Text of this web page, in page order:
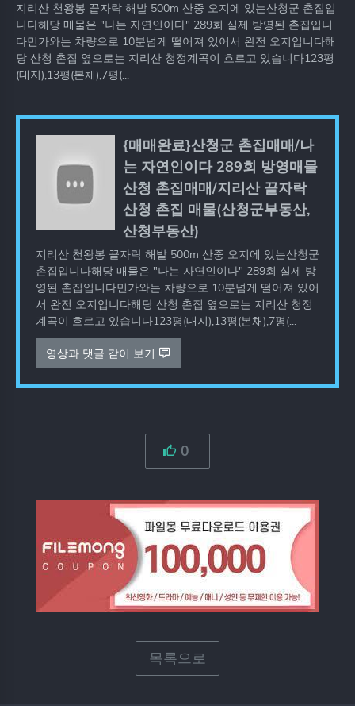
지리산 천왕봉 끝자락 해발 500m 산중 오지에 있는산청군 촌집입
니다해당 매물은 "나는 자연인이다" 289회 실제 방영된 촌집입니
다민가와는 차량으로 10분넘게 떨어져 있어서 완전 오지입니다해
당 산청 촌집 옆으로는 지리산 청정계곡이 흐르고 있습니다123평
(대지),13평(본채),7평(...
{매매완료}산청군 촌집매매/나
는 자연인이다 289회 방영매물
산청 촌집매매/지리산 끝자락
산청 촌집 매물(산청군부동산,
산청부동산)
지리산 천왕봉 끝자락 해발 500m 산중 오지에 있는산청군
촌집입니다해당 매물은 "나는 자연인이다" 289회 실제 방
영된 촌집입니다민가와는 차량으로 10분넘게 떨어져 있어
서 완전 오지입니다해당 산청 촌집 옆으로는 지리산 청정
계곡이 흐르고 있습니다123평(대지),13평(본채),7평(...
영상과 댓글 같이 보기
0
목록으로